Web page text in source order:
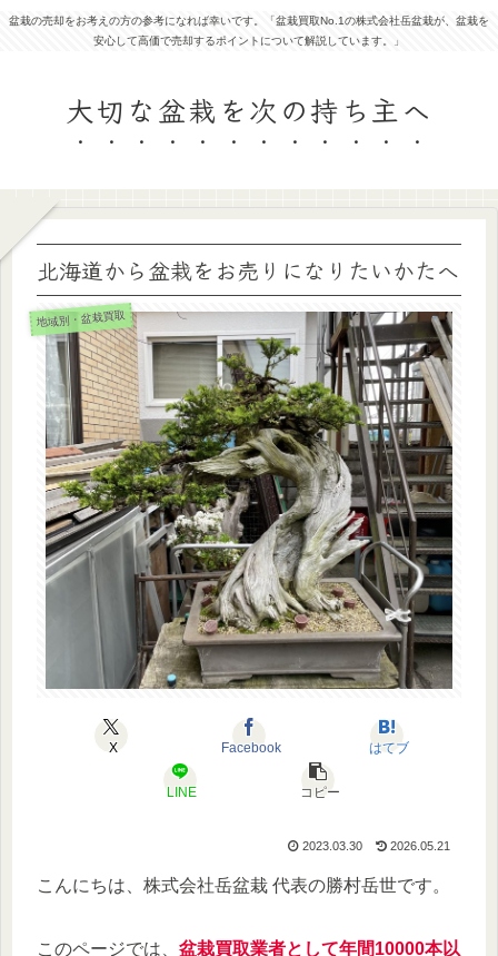
盆栽の売却をお考えの方の参考になれば幸いです。「盆栽買取No.1の株式会社岳盆栽が、盆栽を
安心して高価で売却するポイントについて解説しています。」
大切な盆栽を次の持ち主へ
北海道から盆栽をお売りになりたいかたへ
地域別・盆栽買取
X Facebook はてブ
LINE コピー
2023.03.30 2026.05.21
こんにちは、株式会社岳盆栽 代表の勝村岳世です。
このページでは、 盆栽買取業者として年間10000本以